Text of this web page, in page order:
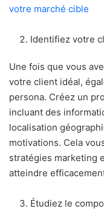
votre marché cible
Identifiez votre
Une fois que vous
votre client idéal,
persona. Créez un
incluant des
localisation
motivations. Cela
stratégies marketing
atteindre
Étudiez le